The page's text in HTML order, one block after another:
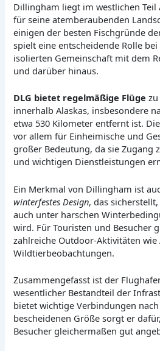
Dillingham liegt im westlichen Teil
für seine atemberaubenden
einigen der besten Fischgründe
spielt eine entscheidende Rolle
isolierten Gemeinschaft mit dem
und darüber hinaus.
DLG bietet regelmäßige Flüge
innerhalb Alaskas, insbesondere
etwa 530 Kilometer entfernt ist.
vor allem für Einheimische und
großer Bedeutung, da sie Zugang
und wichtigen Dienstleistungen
Ein Merkmal von Dillingham ist
winterfestes Design, das
auch unter harschen
wird. Für Touristen und Besucher
zahlreiche Outdoor-Aktivitäten
Wildtierbeobachtungen.
Zusammengefasst ist der
wesentlicher Bestandteil der
bietet wichtige Verbindungen
bescheidenen Größe sorgt er
Besucher gleichermaßen gut